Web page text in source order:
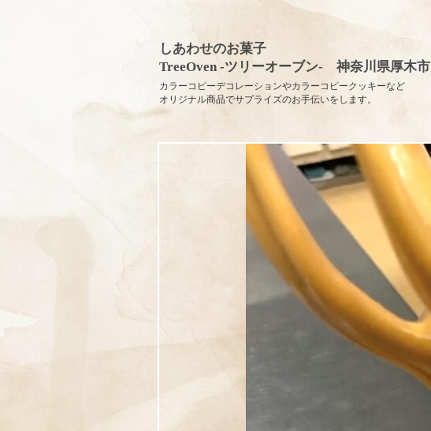
しあわせのお菓子
TreeOven -ツリーオーブン- 神奈川県厚木市
カラーコピーデコレーションやカラーコピークッキーなど
オリジナル商品でサプライズのお手伝いをします。